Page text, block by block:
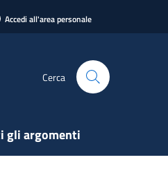
Accedi all'area personale
Cerca
gli argomenti